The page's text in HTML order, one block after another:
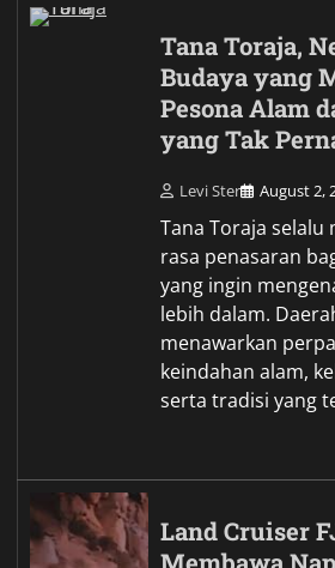
Tana Toraja,
Budaya yang
Pesona Alam
yang Tak
Levi Ster August 2,
Tana Toraja selalu
rasa penasaran
yang ingin
lebih dalam.
menawarkan
keindahan alam,
serta tradisi yang
Land Cruiser